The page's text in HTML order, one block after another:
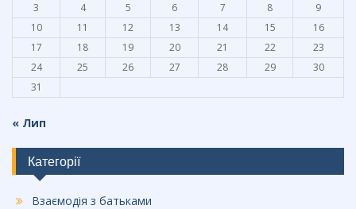
3
4 5 6 7 8
9
10
11 12 13 14 15
16
17
18 19 20 21 22
23
24
25 26 27 28 29
30
31
« Лип
Категорії
Взаємодія з батьками